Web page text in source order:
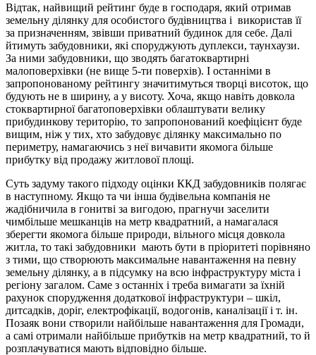
Відтак, найвищий рейтинг буде в господаря, який отримав
земельну ділянку для особистого будівництва і використав її
за призначенням, звівши приватний будинок для себе. Далі
йтимуть забудовники, які споруджують дуплекси, таунхаузи.
За ними забудовники, що зводять багатоквартирні
малоповерхівки (не вище 5-ти поверхів). І останніми в
запропонованому рейтингу значитимуться творці висоток, що
будують не в ширину, а у висоту. Хоча, якщо навіть довкола
стоквартирної багатоповерхівки облаштувати велику
прибудинкову територію, то запропонований коефіцієнт буде
вищим, ніж у тих, хто забудовує ділянку максимально по
периметру, намагаючись з неї вичавити якомога більше
прибутку від продажу житлової площі.
Суть задуму такого підходу оцінки ККД забудовників полягає
в наступному. Якщо та чи інша будівельна компанія не
жадібничила в гонитві за вигодою, прагнучи заселити
чимбільше мешканців на метр квадратний, а намагалася
зберегти якомога більше природи, вільного місця довкола
житла, то такі забудовники мають бути в пріоритеті порівняно
з тими, що створюють максимальне навантаження на певну
земельну ділянку, а в підсумку на всю інфраструктуру міста і
регіону загалом. Саме з останніх і треба вимагати за їхній
рахунок спорудження додаткової інфраструктури – шкіл,
дитсадків, доріг, електрофікації, водогонів, каналізації і т. ін.
Позаяк вони створили найбільше навантаження для Громади,
а самі отримали найбільше прибутків на метр квадратний, то й
розплачуватися мають відповідно більше.